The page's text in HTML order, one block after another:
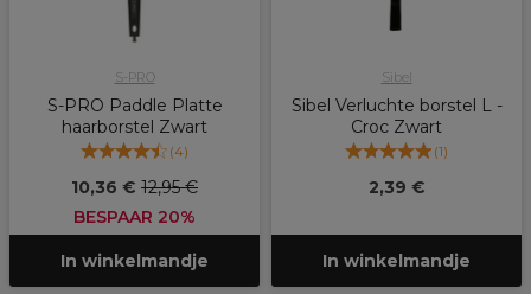
S-PRO
S-PRO Paddle Platte
haarborstel Zwart
(4)
10,36 € 12,95 €
BESPAAR 20%
In winkelmandje
Sibel
Sibel Verluchte borstel L -
Croc Zwart
(1)
2,39 €
In winkelmandje